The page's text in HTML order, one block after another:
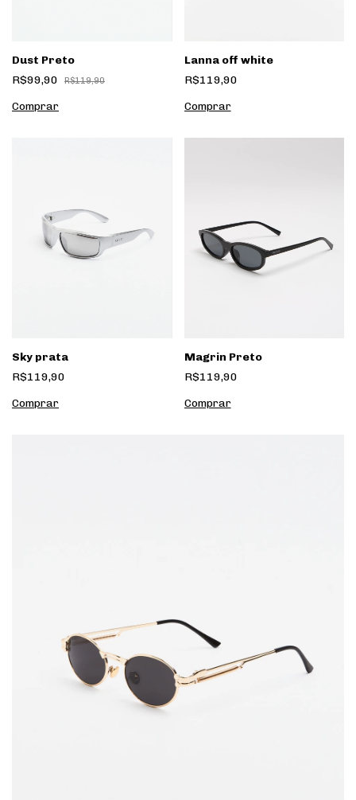
Dust Preto
R$99,90
R$119,90
Lanna off white
R$119,90
Sky prata
R$119,90
Magrin Preto
R$119,90